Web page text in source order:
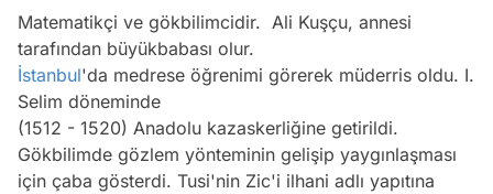
Matematikçi ve gökbilimcidir. Ali Kuşçu, annesi
tarafından büyükbabası olur.
İstanbul'da medrese öğrenimi görerek müderris oldu. I.
Selim döneminde
(1512 - 1520) Anadolu kazaskerliğine getirildi.
Gökbilimde gözlem yönteminin gelişip yaygınlaşması
için çaba gösterdi. Tusi'nin Zic'i ilhani adlı yapıtına